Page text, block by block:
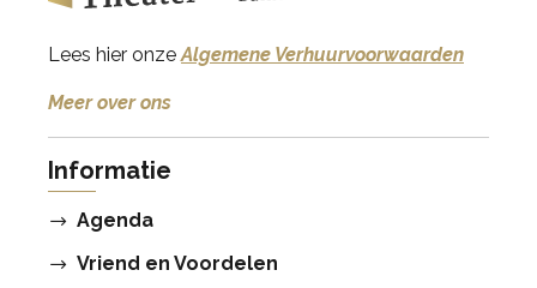
Lees hier onzeAlgemene Verhuurvoorwaarden
Meer over ons
Informatie
Agenda
Vriend en Voordelen